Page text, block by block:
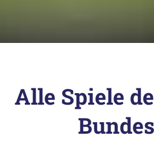
Alle Spiele